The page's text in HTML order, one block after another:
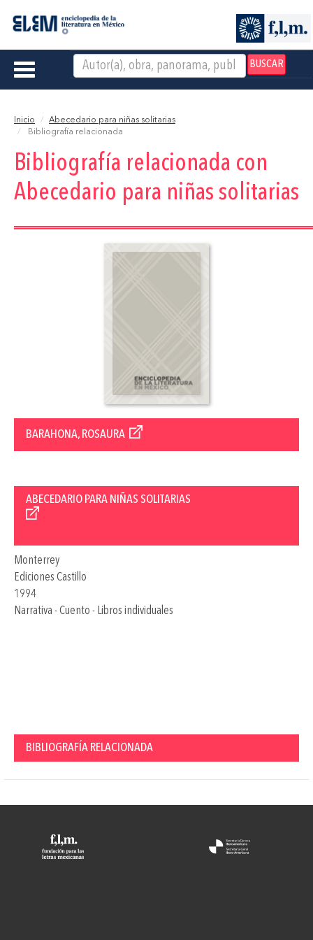
BUSCAR
Toggle
Inicio
Abecedario para niñas solitarias
Bibliografía relacionada
Bibliografía relacionada con
Abecedario para niñas solitarias
BARAHONA, ROSAURA
ABECEDARIO PARA NIÑAS SOLITARIAS
Monterrey
Ediciones Castillo
1994
Narrativa - Cuento - Libros individuales
BIBLIOGRAFÍA RELACIONADA